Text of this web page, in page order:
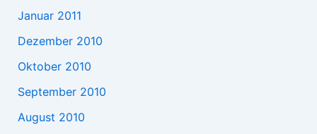
Januar 2011
Dezember 2010
Oktober 2010
September 2010
August 2010